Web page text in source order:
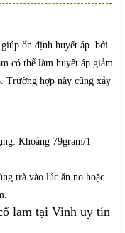
ổn định huyết áp. bởi
có thể làm huyết áp giảm
Trường hợp này cũng xảy
Khoảng 79gram/1
trà vào lúc ăn no hoặc
lam tại Vinh uy tín